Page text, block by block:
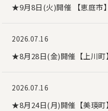
★9月8日(火)開催 【恵庭市
2026.07.16
★8月28日(金)開催【上川町
2026.07.16
★8月24日(月)開催【美瑛町